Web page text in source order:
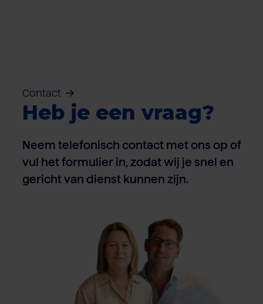
Contact
Heb je een vraag?
Neem telefonisch contact met ons op of
vul het formulier in, zodat wij je snel en
gericht van dienst kunnen zijn.